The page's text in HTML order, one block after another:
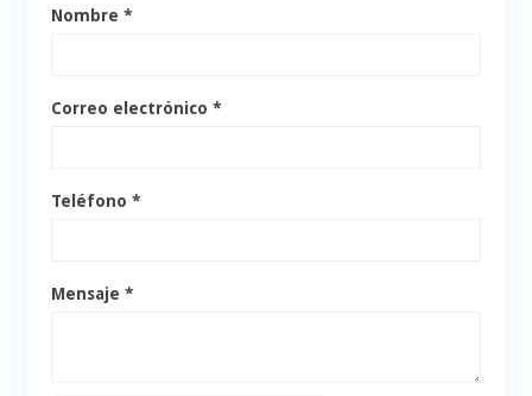
Nombre *
Correo electrónico *
Teléfono *
Mensaje *